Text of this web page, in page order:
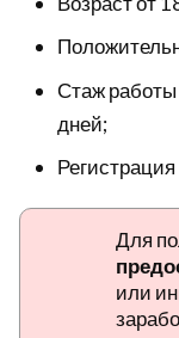
Стаж
дней;
Для
или